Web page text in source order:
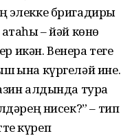
элекке бригадиры
– йәй көнө
икән. Венера теге
ҡына күргеләй ине.
алдында тура
нисек?” – тип
күреп